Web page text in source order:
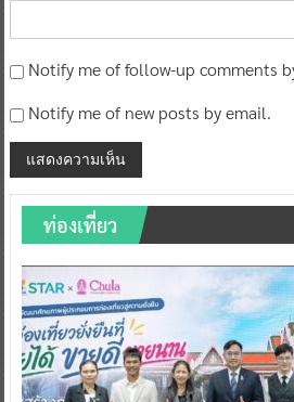
Notify me of follow-up comments
Notify me of new posts by email.
ท่องเที่ยว